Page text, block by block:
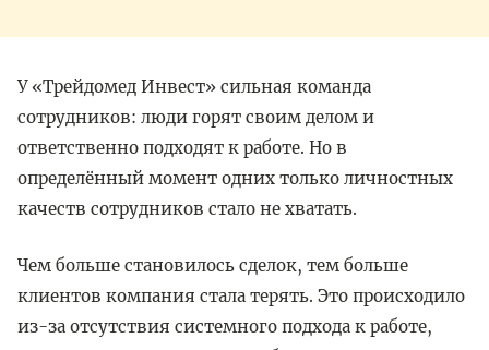
У «Трейдомед Инвест» сильная команда
сотрудников: люди горят своим делом и
ответственно подходят к работе. Но в
определённый момент одних только личностных
качеств сотрудников стало не хватать.
Чем больше становилось сделок, тем больше
клиентов компания стала терять. Это происходило
из-за отсутствия системного подхода к работе,